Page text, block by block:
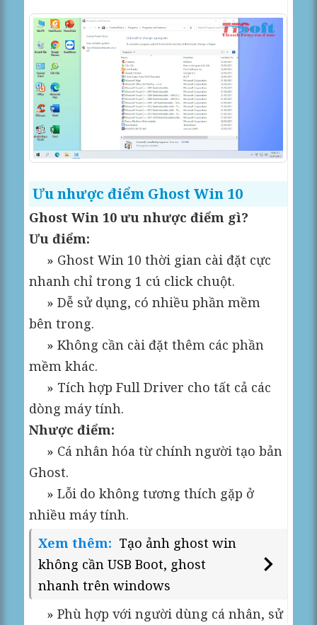
Ưu nhược điểm Ghost Win 10
Ghost Win 10 ưu nhược điểm gì?
Ưu điểm:
» Ghost Win 10 thời gian cài đặt cực
nhanh chỉ trong 1 cú click chuột.
» Dễ sử dụng, có nhiều phần mềm
bên trong.
» Không cần cài đặt thêm các phần
mềm khác.
» Tích hợp Full Driver cho tất cả các
dòng máy tính.
Nhược điểm:
» Cá nhân hóa từ chính người tạo bản
Ghost.
» Lỗi do không tương thích gặp ở
nhiều máy tính.
Xem thêm: Tạo ảnh ghost win
không cần USB Boot, ghost
nhanh trên windows
» Phù hợp với người dùng cá nhân, sử